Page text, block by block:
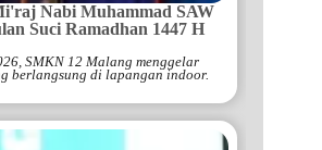
Nabi Muhammad SAW
Suci Ramadhan 1447 H
SMKN 12 Malang menggelar
berlangsung di lapangan indoor.